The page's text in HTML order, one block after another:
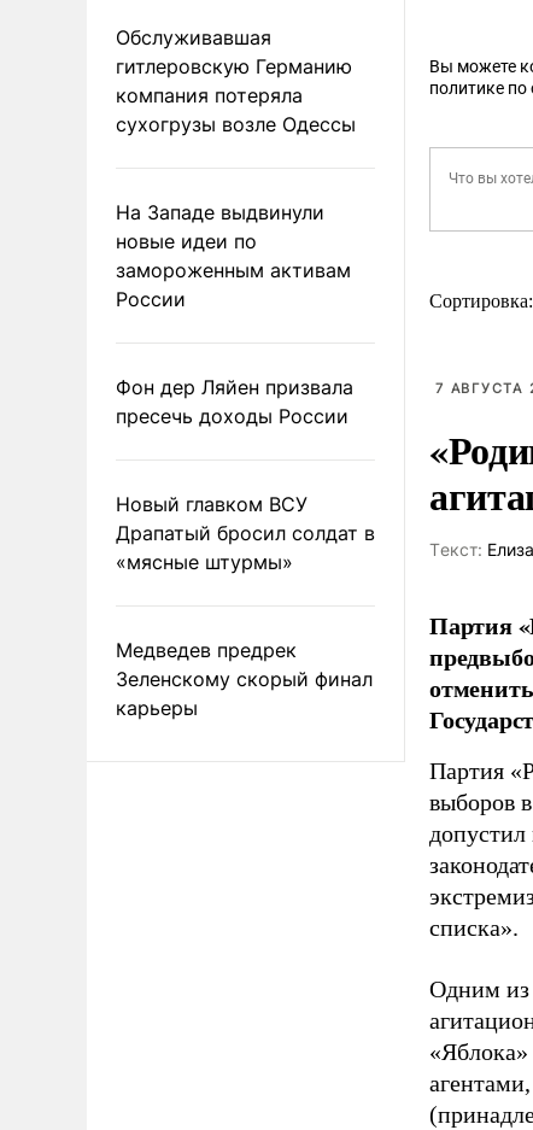
Обслуживавшая
гитлеровскую Германию
компания потеряла
сухогрузы возле Одессы
На Западе выдвинули
новые идеи по
замороженным активам
России
Фон дер Ляйен призвала
пресечь доходы России
Новый главком ВСУ
Драпатый бросил солдат в
«мясные штурмы»
Медведев предрек
Зеленскому скорый финал
карьеры
Вы можете
политике
Сортировка:
7 АВГУСТА
Tекст:
Партия
Партия
выборов
допустил
списка».
Одним из